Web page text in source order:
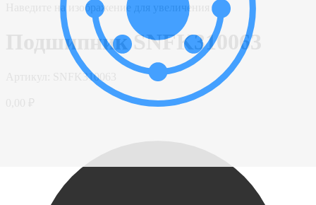
Наведите на изображение для увеличения
Подшипник SNFK310063
SNFK310063